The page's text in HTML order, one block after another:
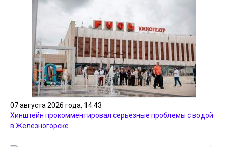
07 августа 2026 года, 14:43
Хинштейн прокомментировал серьезные проблемы с водой
в Железногорске